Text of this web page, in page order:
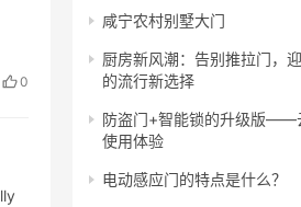
0
咸宁农村别墅大门
厨房新风潮：告别推拉门，
的流行新选择
防盗门+智能锁的升级版——
使用体验
电动感应门的特点是什么？